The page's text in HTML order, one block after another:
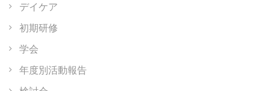
デイケア
初期研修
学会
年度別活動報告